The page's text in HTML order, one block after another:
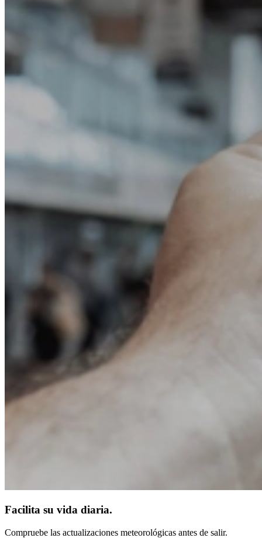
Facilita su vida diaria.
Compruebe las actualizaciones meteorológicas antes de salir.